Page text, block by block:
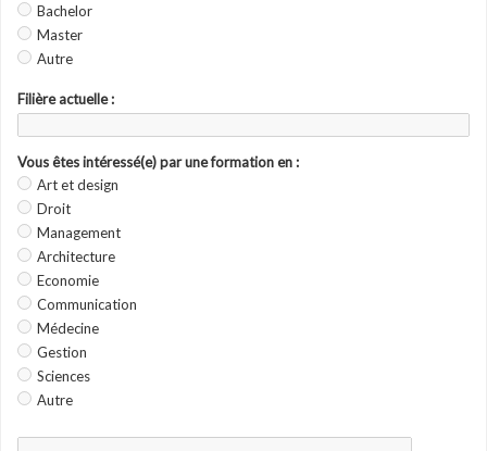
Bachelor
Master
Autre
Filière actuelle :
Vous êtes intéressé(e) par une formation en :
Art et design
Droit
Management
Architecture
Economie
Communication
Médecine
Gestion
Sciences
Autre